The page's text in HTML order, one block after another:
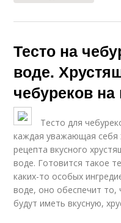
Тесто на
воде.
чебуреков на
Тесто для
каждая уважающая себя
рецепта вкусного
воде. Готовится такое
каких-то особых
воде, оно обеспечит
будут иметь вкусную,